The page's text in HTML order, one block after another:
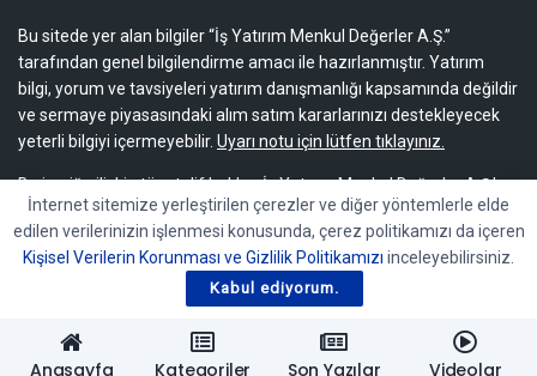
Bu sitede yer alan bilgiler “İş Yatırım Menkul Değerler A.Ş.”
tarafından genel bilgilendirme amacı ile hazırlanmıştır. Yatırım
bilgi, yorum ve tavsiyeleri yatırım danışmanlığı kapsamında değildir
ve sermaye piyasasındaki alım satım kararlarınızı destekleyecek
yeterli bilgiyi içermeyebilir. Uyarı notu için lütfen tıklayınız.
Bu içeriğe ilişkin tüm telif hakları İş Yatırım Menkul Değerler A.Ş.’ye
aittir. Bu içerik, açık iznimiz olmaksızın başkaları tarafından
herhangi bir amaçla, kısmen veya tamamen çoğaltılamaz,
dağıtılamaz, yayımlanamaz veya değiştirilemez.
İnternet sitemize yerleştirilen çerezler ve diğer yöntemlerle elde
edilen verilerinizin işlenmesi konusunda, çerez politikamızı da içeren
Kişisel Verilerin Korunması ve Gizlilik Politikamızı inceleyebilirsiniz.
Kabul ediyorum.
Anasayfa Kategoriler Son Yazılar Videolar